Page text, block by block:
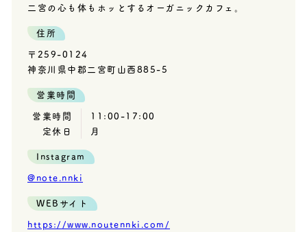
二宮の心も体もホッとするオーガニックカフェ。
住所
〒259-0124
神奈川県中郡二宮町山西885-5
営業時間
営業時間
11:00-17:00
定休日
月
Instagram
@note.nnki
WEBサイト
https://www.noutennki.com/